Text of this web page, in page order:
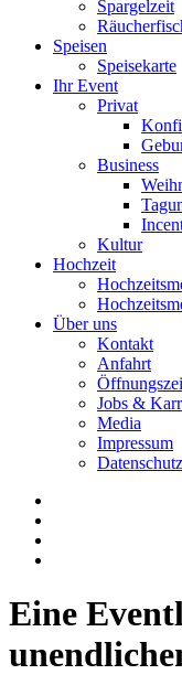
Spargelzeit
Speisen
Speisekarte
Ihr Event
Privat
Business
Kultur
Hochzeit
Über uns
Kontakt
Anfahrt
Jobs &
Media
Impressum
Datenschutz
Eine